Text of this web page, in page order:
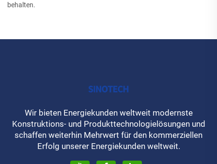
behalten.
Wir bieten Energiekunden weltweit modernste
Konstruktions- und Produkttechnologielösungen und
schaffen weiterhin Mehrwert für den kommerziellen
Erfolg unserer Energiekunden weltweit.